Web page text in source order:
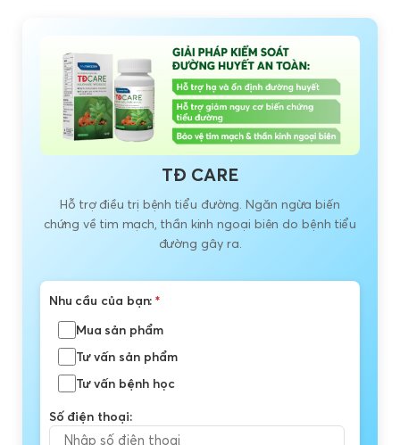
TĐ CARE
Hỗ trợ điều trị bệnh tiểu đường. Ngăn ngừa biến
chứng về tim mạch, thần kinh ngoại biên do bệnh tiểu
đường gây ra.
Nhu cầu của bạn:*
Mua sản phẩm
Tư vấn sản phẩm
Tư vấn bệnh học
Số điện thoại: